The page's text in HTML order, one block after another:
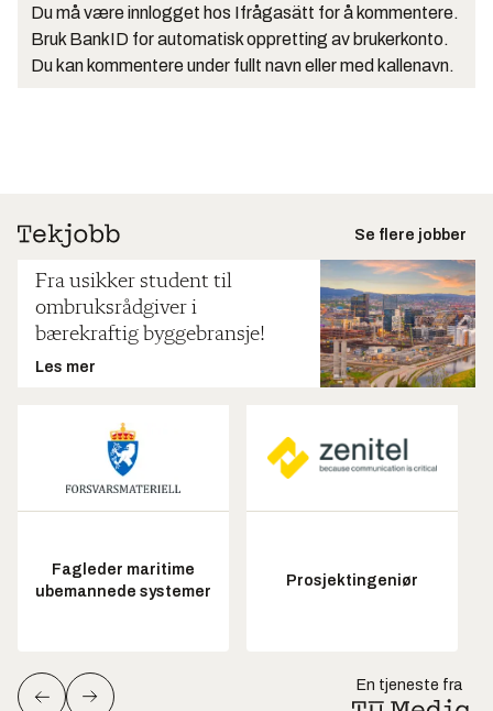
Du må være innlogget hos Ifrågasätt for å kommentere.
Bruk BankID for automatisk oppretting av brukerkonto.
Du kan kommentere under fullt navn eller med kallenavn.
Se flere jobber
Fra usikker student til
ombruksrådgiver i
bærekraftig byggebransje!
Les mer
Fagleder maritime
ubemannede systemer
Prosjektingeniør
En tjeneste fra